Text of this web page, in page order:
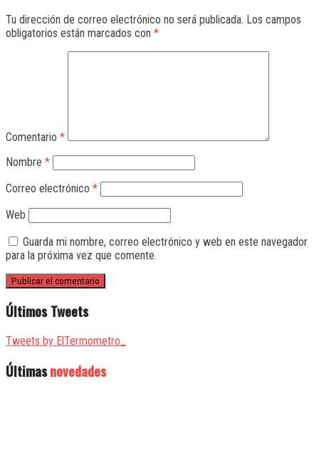
Tu dirección de correo electrónico no será publicada. Los campos
obligatorios están marcados con *
Comentario *
Nombre *
Correo electrónico *
Web
Guarda mi nombre, correo electrónico y web en este navegador
para la próxima vez que comente.
Últimos Tweets
Tweets by ElTermometro_
Últimasnovedades